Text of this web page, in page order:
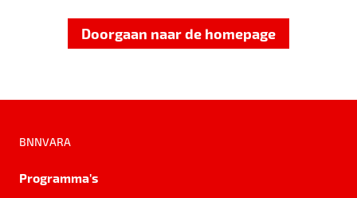
Doorgaan naar de homepage
BNNVARA
Programma's